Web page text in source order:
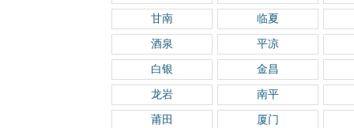
甘南 临夏
酒泉 平凉
白银 金昌
龙岩 南平
莆田 厦门